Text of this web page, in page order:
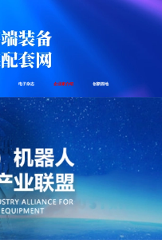
电子杂志 企业家介绍 创新园地